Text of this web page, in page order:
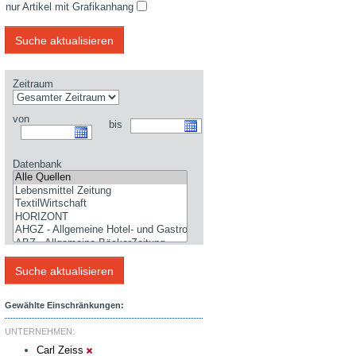
nur Artikel mit Grafikanhang
Zeitraum
von bis
Datenbank
Gewählte Einschränkungen:
UNTERNEHMEN:
Carl Zeiss